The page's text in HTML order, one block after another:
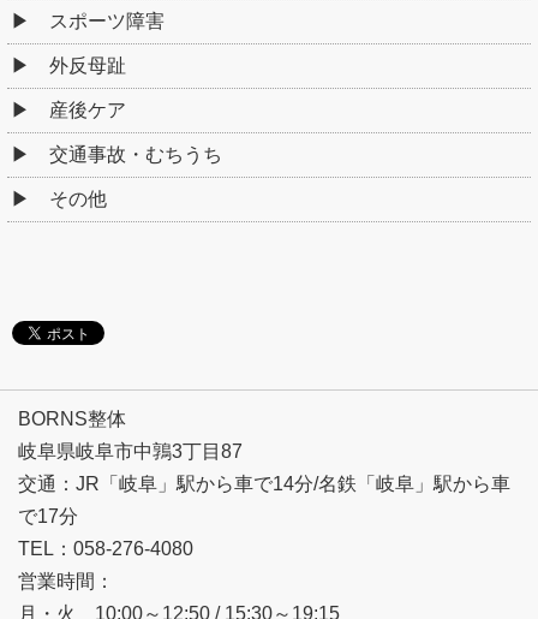
スポーツ障害
外反母趾
産後ケア
交通事故・むちうち
その他
BORNS整体
岐阜県岐阜市中鶉3丁目87
交通：JR「岐阜」駅から車で14分/名鉄「岐阜」駅から車
で17分
TEL：058-276-4080
営業時間：
月・火 10:00～12:50 / 15:30～19:15